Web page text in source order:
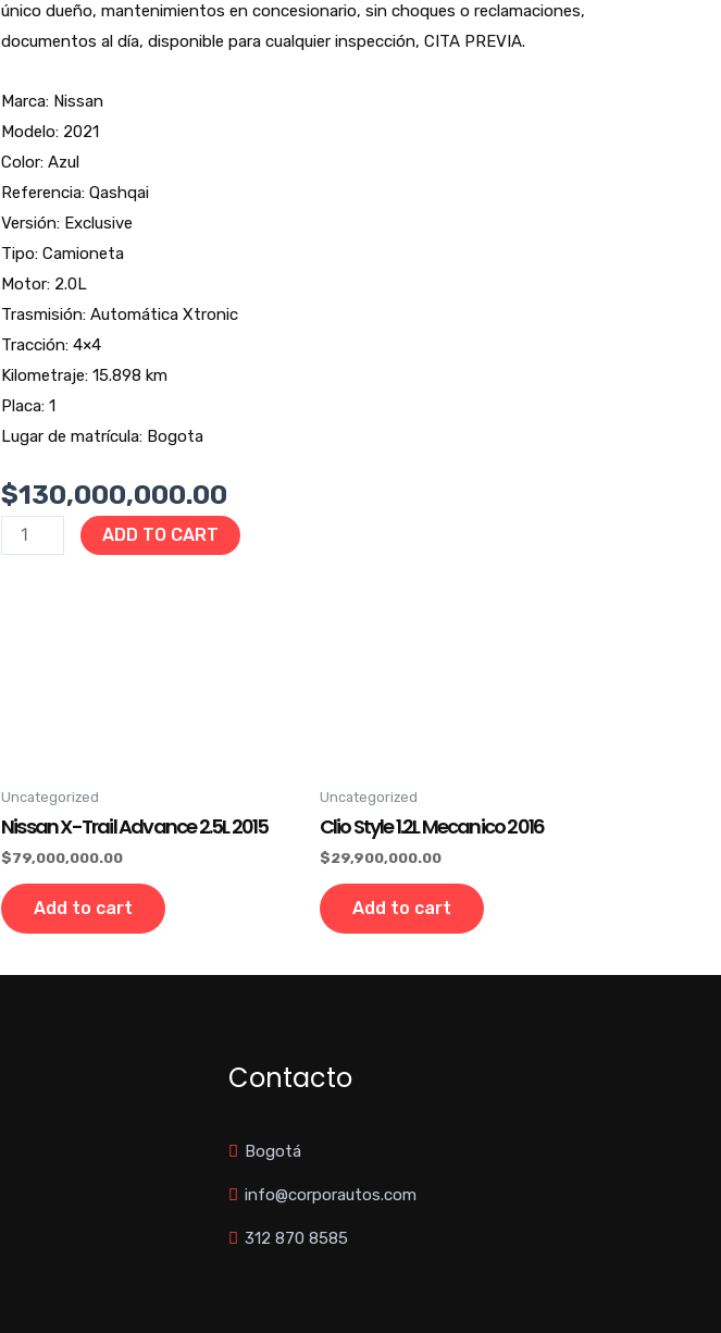
único dueño, mantenimientos en concesionario, sin choques o reclamaciones,
documentos al día, disponible para cualquier inspección, CITA PREVIA.
Marca: Nissan
Modelo: 2021
Color: Azul
Referencia: Qashqai
Versión: Exclusive
Tipo: Camioneta
Motor: 2.0L
Trasmisión: Automática Xtronic
Tracción: 4×4
Kilometraje: 15.898 km
Placa: 1
Lugar de matrícula: Bogota
$130,000,000.00
ADD TO CART
Uncategorized
Nissan X-Trail Advance 2.5L 2015
$79,000,000.00
Add to cart
Uncategorized
Clio Style 1.2L Mecanico 2016
$29,900,000.00
Add to cart
Contacto
Bogotá
info@corporautos.com
312 870 8585